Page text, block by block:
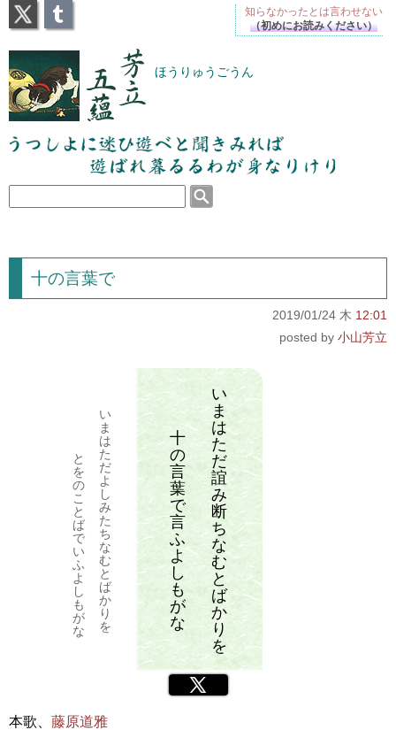
芳立五蘊 ほうりゅうごうん
うつしよに迷ひ遊べと聞きみれば遊ばれ暮るるわが
身なりけり
十の言葉で
2019/01/24 木 12:01
小山芳立
い
ま
は
た
だ
誼
み
断
ち
な
む
と
ば
か
り
を
十
の
言
葉
で
言
ふ
よ
し
も
が
な
い
ま
は
た
だ
よ
し
み
た
ち
な
む
と
ば
か
り
を
と
を
の
こ
と
ば
で
い
ふ
よ
し
も
が
な
Twitter
本歌、 藤原道雅
知らなかったとは言わせない
（初めにお読みください）
X Tumblr